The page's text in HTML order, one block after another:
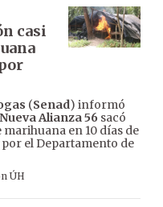
casi
(Senad) informó
Alianza 56 sacó
en 10 días de
el Departamento de
ÚH